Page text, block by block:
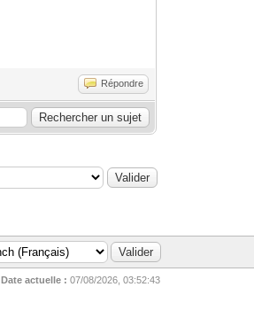
Répondre
Date actuelle : 07/08/2026, 03:52:43